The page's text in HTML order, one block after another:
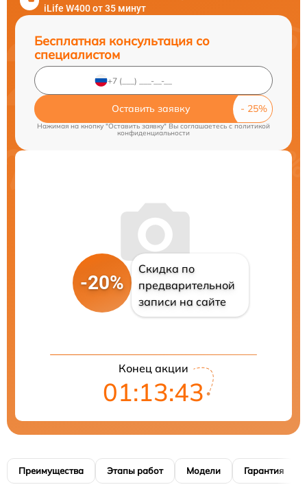
iLife W400 от 35 минут
Бесплатная консультация со
специалистом
Оставить заявку
Нажимая на кнопку "Оставить заявку" Вы соглашаетесь c политикой
конфиденциальности
-20%
Скидка по
предварительной
записи на сайте
Конец акции
01:13:42
Преимущества Этапы работ Модели Гарантия